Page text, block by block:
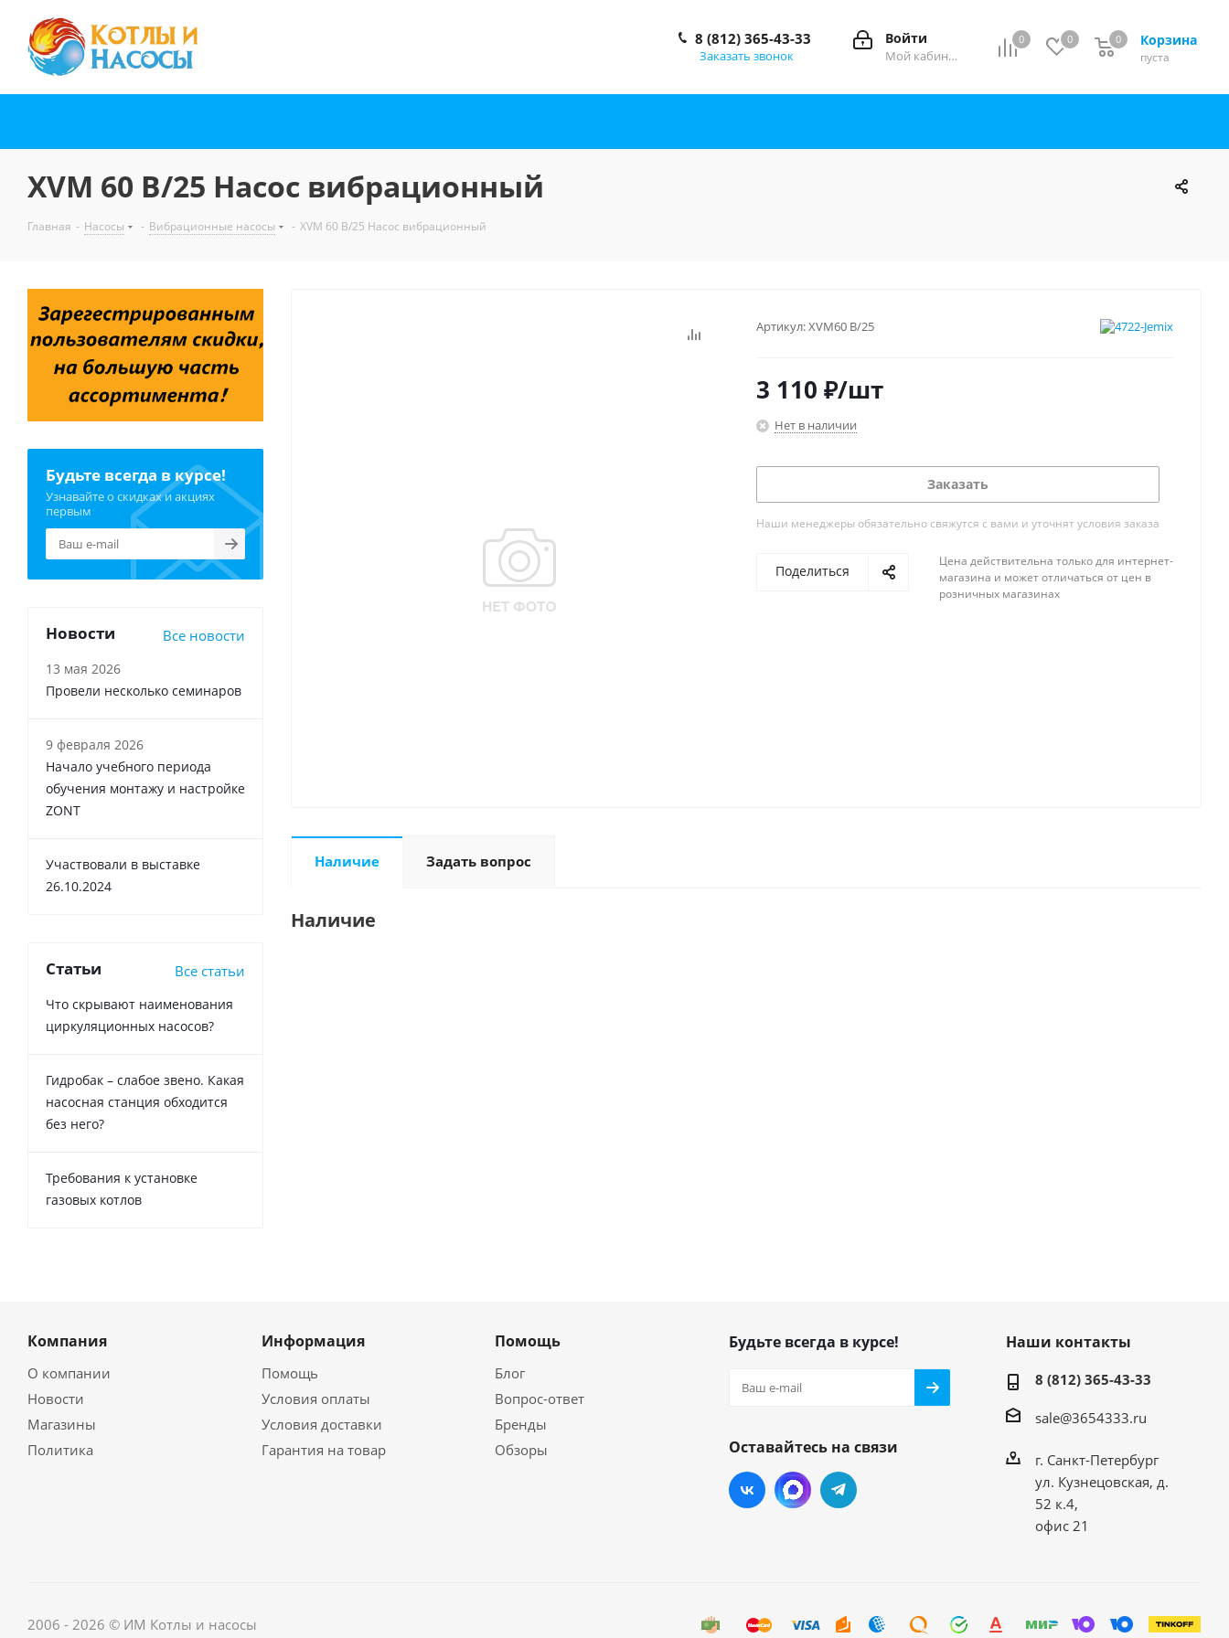
0 0 Корзина
0
пуста
0
Войти
Мой кабинет
8 (812) 365-43-33
Заказать звонок
XVM 60 В/25 Насос вибрационный
Главная - Насосы - Вибрационные насосы - XVM 60 В/25 Насос вибрационный
Артикул:XVM60 В/25
3 110 ₽/шт
Нет в наличии
Заказать
Наши менеджеры обязательно свяжутся с вами и уточнят условия заказа
Поделиться
Цена действительна только для интернет-
магазина и может отличаться от цен в
розничных магазинах
Наличие Задать вопрос
Наличие
Будьте всегда в курсе!
Узнавайте о скидках и акциях
первым
Новости Все новости
13 мая 2026
Провели несколько семинаров
9 февраля 2026
Начало учебного периода
обучения монтажу и настройке
ZONT
Участвовали в выставке
26.10.2024
Статьи Все статьи
Что скрывают наименования
циркуляционных насосов?
Гидробак – слабое звено. Какая
насосная станция обходится
без него?
Требования к установке
газовых котлов
Компания
О компании
Новости
Магазины
Политика
Информация
Помощь
Условия оплаты
Условия доставки
Гарантия на товар
Помощь
Блог
Вопрос-ответ
Бренды
Обзоры
Будьте всегда в курсе!
Оставайтесь на связи
Наши контакты
8 (812) 365-43-33
sale@3654333.ru
г. Санкт-Петербург
ул. Кузнецовская, д.
52 к.4,
офис 21
2006 - 2026 © ИМ Котлы и насосы